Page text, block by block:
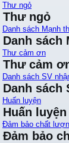
Thư ngỏ
Thư ngỏ
Danh sách Mạnh
Danh sách
Thư cảm ơn
Thư cảm
Danh sách SV
Danh sách
Huấn luyện
Huấn luyện
Đảm bảo chất
Đảm bảo